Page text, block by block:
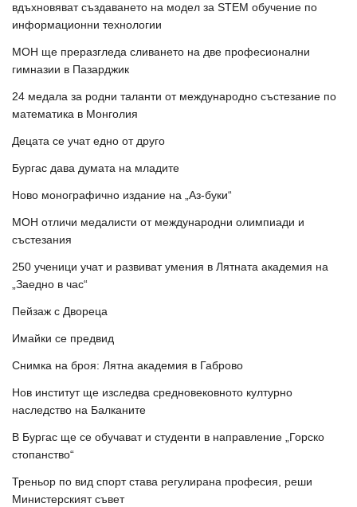
вдъхновяват създаването на модел за STEM обучение по
информационни технологии
МОН ще преразгледа сливането на две професионални
гимназии в Пазарджик
24 медала за родни таланти от международно състезание по
математика в Монголия
Децата се учат едно от друго
Бургас дава думата на младите
Ново монографично издание на „Аз-буки“
МОН отличи медалисти от международни олимпиади и
състезания
250 ученици учат и развиват умения в Лятната академия на
„Заедно в час“
Пейзаж с Двореца
Имайки се предвид
Снимка на броя: Лятна академия в Габрово
Нов институт ще изследва средновековното културно
наследство на Балканите
В Бургас ще се обучават и студенти в направление „Горско
стопанство“
Треньор по вид спорт става регулирана професия, реши
Министерският съвет